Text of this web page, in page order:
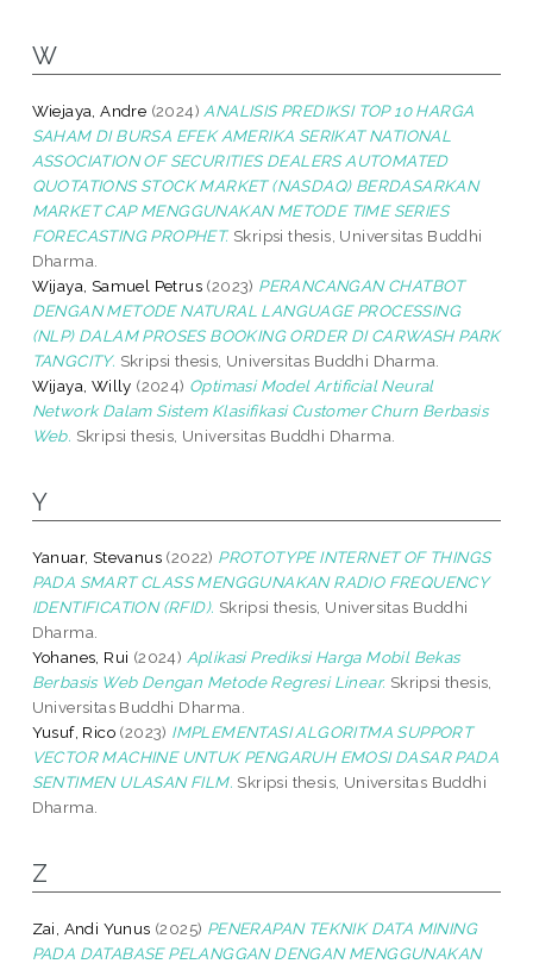
W
Wiejaya, Andre (2024) ANALISIS PREDIKSI TOP 10 HARGA
SAHAM DI BURSA EFEK AMERIKA SERIKAT NATIONAL
ASSOCIATION OF SECURITIES DEALERS AUTOMATED
QUOTATIONS STOCK MARKET (NASDAQ) BERDASARKAN
MARKET CAP MENGGUNAKAN METODE TIME SERIES
FORECASTING PROPHET. Skripsi thesis, Universitas Buddhi
Dharma.
Wijaya, Samuel Petrus (2023) PERANCANGAN CHATBOT
DENGAN METODE NATURAL LANGUAGE PROCESSING
(NLP) DALAM PROSES BOOKING ORDER DI CARWASH PARK
TANGCITY. Skripsi thesis, Universitas Buddhi Dharma.
Wijaya, Willy (2024) Optimasi Model Artificial Neural
Network Dalam Sistem Klasifikasi Customer Churn Berbasis
Web. Skripsi thesis, Universitas Buddhi Dharma.
Y
Yanuar, Stevanus (2022) PROTOTYPE INTERNET OF THINGS
PADA SMART CLASS MENGGUNAKAN RADIO FREQUENCY
IDENTIFICATION (RFID). Skripsi thesis, Universitas Buddhi
Dharma.
Yohanes, Rui (2024) Aplikasi Prediksi Harga Mobil Bekas
Berbasis Web Dengan Metode Regresi Linear. Skripsi thesis,
Universitas Buddhi Dharma.
Yusuf, Rico (2023) IMPLEMENTASI ALGORITMA SUPPORT
VECTOR MACHINE UNTUK PENGARUH EMOSI DASAR PADA
SENTIMEN ULASAN FILM. Skripsi thesis, Universitas Buddhi
Dharma.
Z
Zai, Andi Yunus (2025) PENERAPAN TEKNIK DATA MINING
PADA DATABASE PELANGGAN DENGAN MENGGUNAKAN